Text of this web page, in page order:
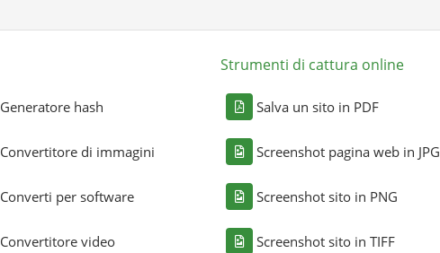
Generatore hash
Convertitore di immagini
Converti per software
Convertitore video
Strumenti di cattura online
Salva un sito in PDF
Screenshot pagina web in JPG
Screenshot sito in PNG
Screenshot sito in TIFF